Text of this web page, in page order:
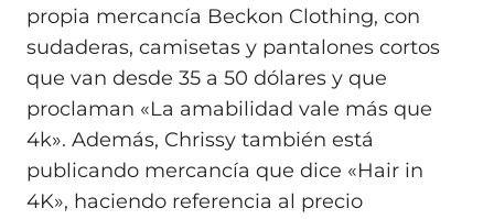
propia mercancía Beckon Clothing, con
sudaderas, camisetas y pantalones cortos
que van desde 35 a 50 dólares y que
proclaman «La amabilidad vale más que
4k». Además, Chrissy también está
publicando mercancía que dice «Hair in
4K», haciendo referencia al precio